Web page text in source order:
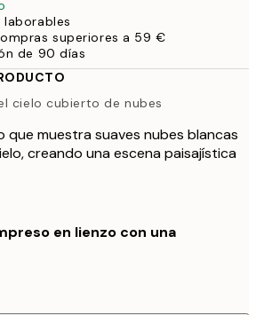
superiores a 59 €
de 90 días
cielo cubierto de nubes
que muestra suaves nubes blancas
creando una escena paisajística
en lienzo con una